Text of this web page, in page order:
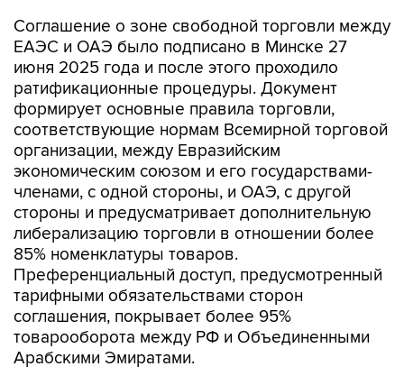
Соглашение о зоне свободной торговли между
ЕАЭС и ОАЭ было подписано в Минске 27
июня 2025 года и после этого проходило
ратификационные процедуры. Документ
формирует основные правила торговли,
соответствующие нормам Всемирной торговой
организации, между Евразийским
экономическим союзом и его государствами-
членами, с одной стороны, и ОАЭ, с другой
стороны и предусматривает дополнительную
либерализацию торговли в отношении более
85% номенклатуры товаров.
Преференциальный доступ, предусмотренный
тарифными обязательствами сторон
соглашения, покрывает более 95%
товарооборота между РФ и Объединенными
Арабскими Эмиратами.